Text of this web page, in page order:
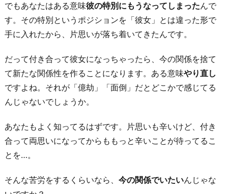
でもあなたはある意味彼の特別にもうなってしまったんで
す。その特別というポジションを「彼女」とは違った形で
手に入れたから、片思いが落ち着いてきたんです。
だって付き合って彼女になっちゃったら、今の関係を捨て
て新たな関係性を作ることになります。ある意味やり直し
ですよね。それが「億劫」「面倒」だとどこかで感じてる
んじゃないでしょうか。
あなたもよく知ってるはずです。片思いも辛いけど、付き
合って両思いになってからももっと辛いことが待ってるこ
とを…。
そんな苦労をするくらいなら、 今の関係でいたいんじゃな